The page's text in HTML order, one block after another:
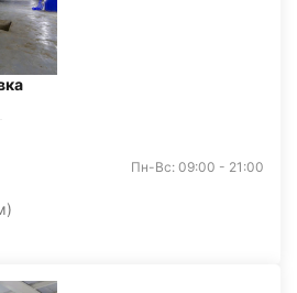
Пн-Вс: 09:00 - 21:00